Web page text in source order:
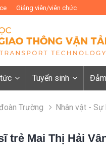
Giảng viên/viên chức
Tuyển sinh
Trường Nhân vật - Sự
trẻ Mai Thị Hải